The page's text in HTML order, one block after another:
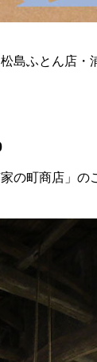
タンプラリ
原半島 推し
島ふとん店
の町商店」の